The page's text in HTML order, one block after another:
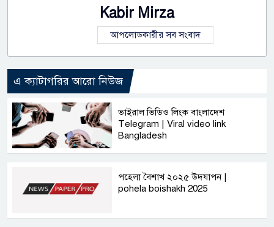
Kabir Mirza
আপলোডকারীর সব সংবাদ
এ ক্যাটাগরির আরো নিউজ
ভাইরাল ভিডিও লিংক বাংলাদেশ
Telegram | Viral video link
Bangladesh
পহেলা বৈশাখ ২০২৫ উদযাপন |
pohela boishakh 2025